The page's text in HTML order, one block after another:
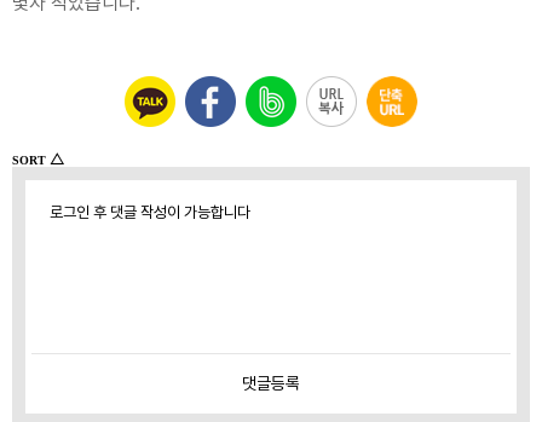
SORT △
로그인 후 댓글 작성이 가능합니다
댓글등록